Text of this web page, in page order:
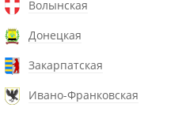
Волынская
Донецкая
Закарпатская
Ивано-Франковская